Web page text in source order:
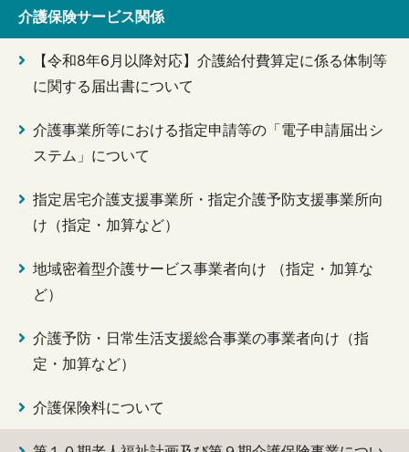
介護保険サービス関係
【令和8年6月以降対応】介護給付費算定に係る体制等
に関する届出書について
介護事業所等における指定申請等の「電子申請届出シ
ステム」について
指定居宅介護支援事業所・指定介護予防支援事業所向
け（指定・加算など）
地域密着型介護サービス事業者向け （指定・加算な
ど）
介護予防・日常生活支援総合事業の事業者向け（指
定・加算など）
介護保険料について